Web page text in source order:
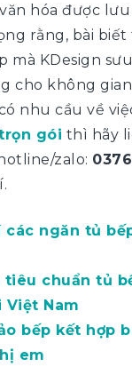
hóa được
rằng, bài
mà KDesign
cho không
nhu cầu về
gói thì hãy
zalo:
các ngăn tủ
tiêu chuẩn tủ
Nam
bếp kết hợp
em